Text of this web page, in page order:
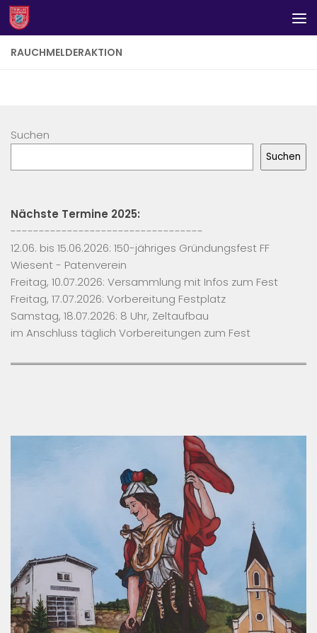
Zum Inhalt springen
RAUCHMELDERAKTION
Suchen
Suchen
Nächste Termine 2025:
----------------------------------
12.06. bis 15.06.2026: 150-jähriges Gründungsfest FF
Wiesent - Patenverein
Freitag, 10.07.2026: Versammlung mit Infos zum Fest
Freitag, 17.07.2026: Vorbereitung Festplatz
Samstag, 18.07.2026: 8 Uhr, Zeltaufbau
im Anschluss täglich Vorbereitungen zum Fest